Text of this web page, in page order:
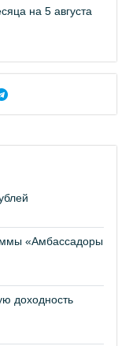
на 5 августа
«Амбассадоры
доходность